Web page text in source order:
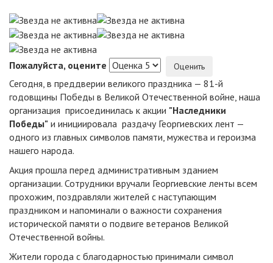
Пожалуйста, оцените
Сегодня, в преддверии великого праздника — 81-й
годовщины Победы в Великой Отечественной войне, наша
организация присоединилась к акции "Наследники
Победы" и инициировала раздачу Георгиевских лент —
одного из главных символов памяти, мужества и героизма
нашего народа.
Акция прошла перед административным зданием
организации. Сотрудники вручали Георгиевские ленты всем
прохожим, поздравляли жителей с наступающим
праздником и напоминали о важности сохранения
исторической памяти о подвиге ветеранов Великой
Отечественной войны.
Жители города с благодарностью принимали символ